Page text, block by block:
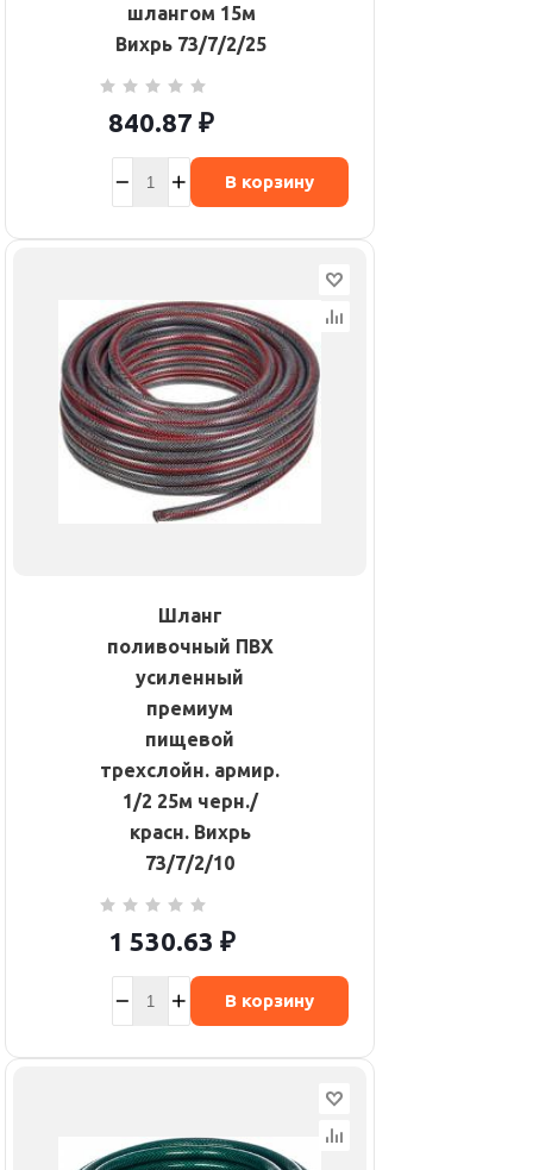
шлангом 15м
Вихрь 73/7/2/25
840.87 ₽
В корзину
Шланг
поливочный ПВХ
усиленный
премиум
пищевой
трехслойн. армир.
1/2 25м черн./
красн. Вихрь
73/7/2/10
1 530.63 ₽
В корзину